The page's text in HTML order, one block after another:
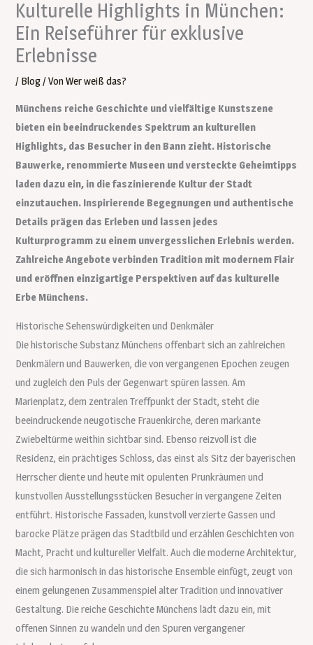
Kulturelle Highlights in München:
Ein Reiseführer für exklusive
Erlebnisse
/ Blog/ VonWer weiß das?
Münchens reiche Geschichte und vielfältige Kunstszene
bieten ein beeindruckendes Spektrum an kulturellen
Highlights, das Besucher in den Bann zieht. Historische
Bauwerke, renommierte Museen und versteckte Geheimtipps
laden dazu ein, in die faszinierende Kultur der Stadt
einzutauchen. Inspirierende Begegnungen und authentische
Details prägen das Erleben und lassen jedes
Kulturprogramm zu einem unvergesslichen Erlebnis werden.
Zahlreiche Angebote verbinden Tradition mit modernem Flair
und eröffnen einzigartige Perspektiven auf das kulturelle
Erbe Münchens.
Historische Sehenswürdigkeiten und Denkmäler
Die historische Substanz Münchens offenbart sich an zahlreichen
Denkmälern und Bauwerken, die von vergangenen Epochen zeugen
und zugleich den Puls der Gegenwart spüren lassen. Am
Marienplatz, dem zentralen Treffpunkt der Stadt, steht die
beeindruckende neugotische Frauenkirche, deren markante
Zwiebeltürme weithin sichtbar sind. Ebenso reizvoll ist die
Residenz, ein prächtiges Schloss, das einst als Sitz der bayerischen
Herrscher diente und heute mit opulenten Prunkräumen und
kunstvollen Ausstellungsstücken Besucher in vergangene Zeiten
entführt. Historische Fassaden, kunstvoll verzierte Gassen und
barocke Plätze prägen das Stadtbild und erzählen Geschichten von
Macht, Pracht und kultureller Vielfalt. Auch die moderne Architektur,
die sich harmonisch in das historische Ensemble einfügt, zeugt von
einem gelungenen Zusammenspiel alter Tradition und innovativer
Gestaltung. Die reiche Geschichte Münchens lädt dazu ein, mit
offenen Sinnen zu wandeln und den Spuren vergangener